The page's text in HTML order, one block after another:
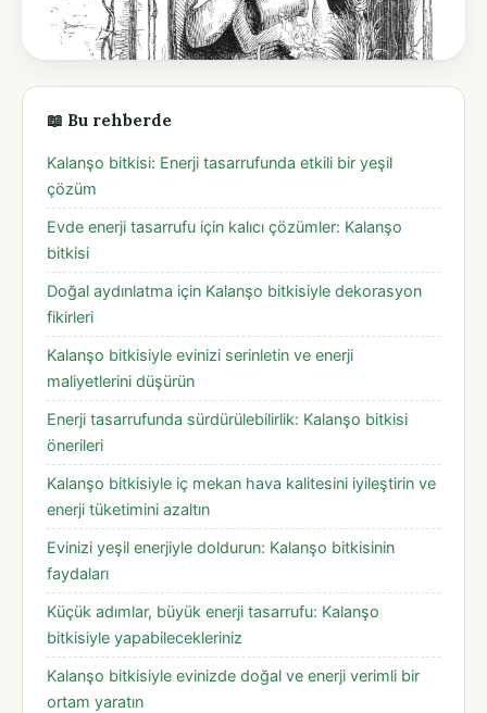
📖 Bu rehberde
Kalanşo bitkisi: Enerji tasarrufunda etkili bir yeşil
çözüm
Evde enerji tasarrufu için kalıcı çözümler: Kalanşo
bitkisi
Doğal aydınlatma için Kalanşo bitkisiyle dekorasyon
fikirleri
Kalanşo bitkisiyle evinizi serinletin ve enerji
maliyetlerini düşürün
Enerji tasarrufunda sürdürülebilirlik: Kalanşo bitkisi
önerileri
Kalanşo bitkisiyle iç mekan hava kalitesini iyileştirin ve
enerji tüketimini azaltın
Evinizi yeşil enerjiyle doldurun: Kalanşo bitkisinin
faydaları
Küçük adımlar, büyük enerji tasarrufu: Kalanşo
bitkisiyle yapabilecekleriniz
Kalanşo bitkisiyle evinizde doğal ve enerji verimli bir
ortam yaratın